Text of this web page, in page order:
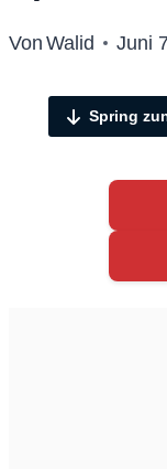
Von Walid Juni
Spring